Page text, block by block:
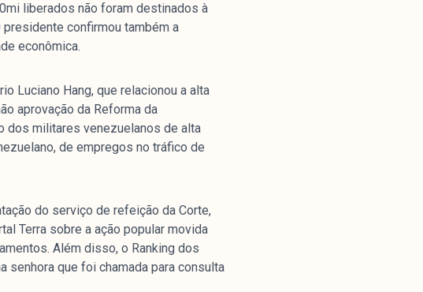
Nossa História
Missão
Equipe
Na Mídia
Parcerias
Contato
Parceria
liberados não foram destinados à
presidente confirmou também a
econômica.
Luciano Hang, que relacionou a alta
aprovação da Reforma da
dos militares venezuelanos de alta
de empregos no tráfico de
do serviço de refeição da Corte,
Terra sobre a ação popular movida
Além disso, o Ranking dos
senhora que foi chamada para consulta